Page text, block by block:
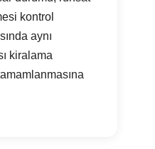
kontrol
aynı
kiralama